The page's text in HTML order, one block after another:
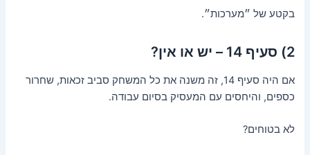
בקטע של ״מערכות״.
2) סעיף 14 – יש או אין?
אם היה סעיף 14, זה משנה את כל המשחק סביב זכאות, שחרור
כספים, והיחסים עם המעסיק בסיום עבודה.
לא בטוחים?